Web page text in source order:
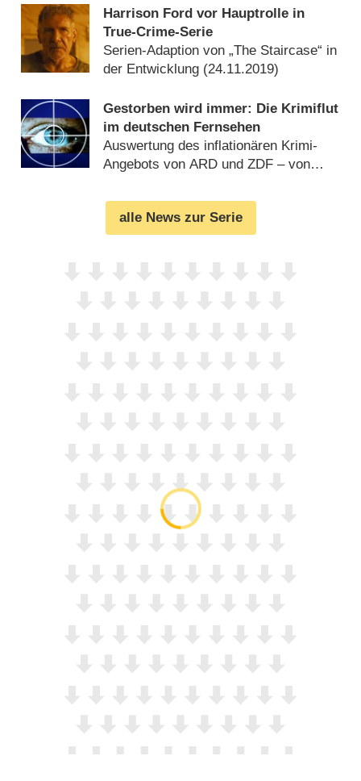
Harrison Ford vor Hauptrolle in
True-Crime-Serie
Serien-Adaption von „The Staircase“ in
der Entwicklung (24.11.2019)
Gestorben wird immer: Die Krimiflut
im deutschen Fernsehen
Auswertung des inflationären Krimi-
Angebots von ARD und ZDF – von
alle News zur Serie